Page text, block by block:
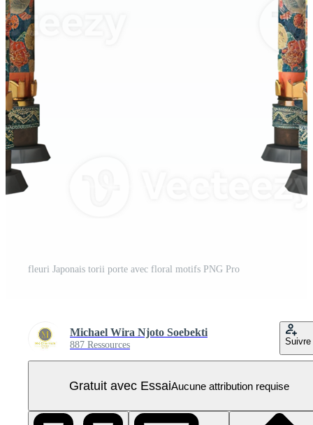
fleuri Japonais torii porte avec floral motifs PNG Pro
Michael Wira Njoto Soebekti
887 Ressources Suivre
Gratuit avec EssaiAucune attribution requise